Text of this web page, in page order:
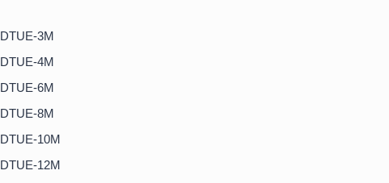
DTUE-3M
DTUE-4M
DTUE-6M
DTUE-8M
DTUE-10M
DTUE-12M